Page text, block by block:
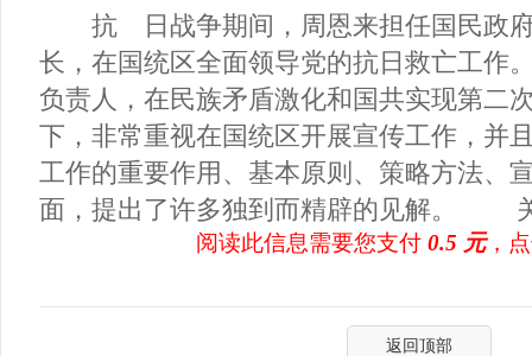
抗 日战争期间，周恩来担任国民政府
长，在国统区全面领导党的抗日救亡工作
负责人，在民族矛盾激化和国共实现第二
下，非常重视在国统区开展宣传工作，并
工作的重要作用、基本原则、策略方法、
面，提出了许多独到而精辟的见解。
阅读此信息需要您支付 0.5 元，
返回顶部